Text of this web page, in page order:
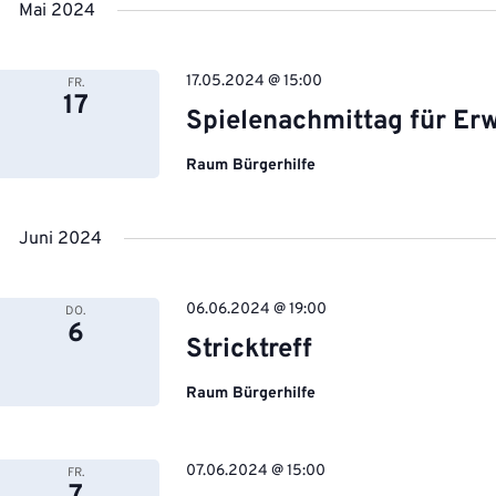
Veranstaltungen
wählen.
Mai 2024
FR.
17 Spielenachmittag für
17.05.2024 @ 15:00
Raum Bürgerhilfe
Juni 2024
DO.
6 Stricktreff
06.06.2024 @ 19:00
Raum Bürgerhilfe
FR. 07.06.2024 @ 15:00